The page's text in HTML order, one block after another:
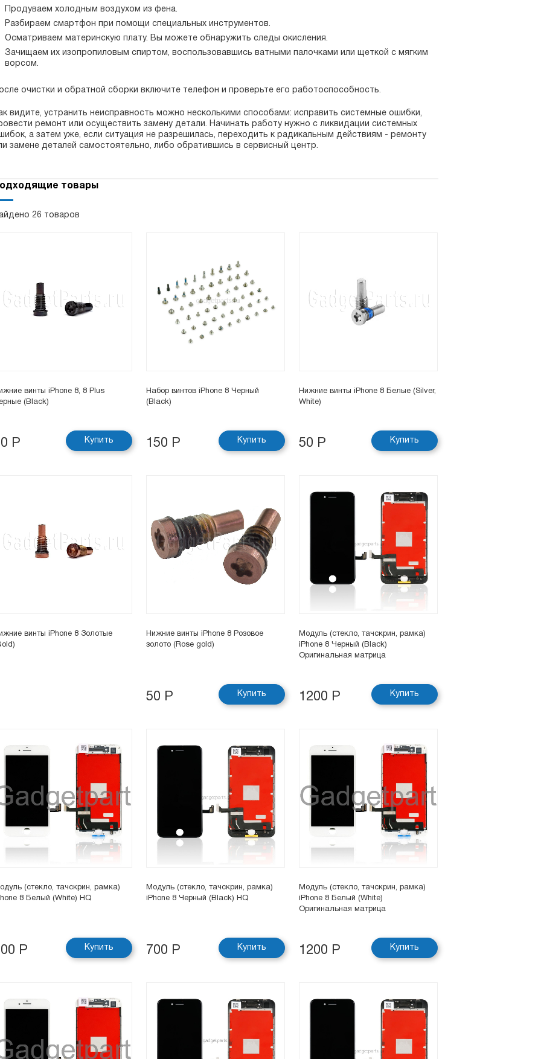
Продуваем холодным воздухом из фена.
Разбираем смартфон при помощи специальных инструментов.
Осматриваем материнскую плату. Вы можете обнаружить следы окисления.
Зачищаем их изопропиловым спиртом, воспользовавшись ватными палочками или щеткой с мягким
ворсом.
очистки и обратной сборки включите телефон и проверьте его работоспособность.
видите, устранить неисправность можно несколькими способами: исправить системные ошибки,
ремонт или осуществить замену детали. Начинать работу нужно с ликвидации системных
а затем уже, если ситуация не разрешилась, переходить к радикальным действиям - ремонту
замене деталей самостоятельно, либо обратившись в сервисный центр.
товары
26 товаров
винты iPhone 8, 8 Plus
(Black)
Р Купить
Набор винтов iPhone 8 Черный
(Black)
150 Р Купить
Нижние винты iPhone 8 Белые (Silver,
White)
50 Р Купить
винты iPhone 8 Золотые
Нижние винты iPhone 8 Розовое
золото (Rose gold)
50 Р Купить
Модуль (стекло, тачскрин, рамка)
iPhone 8 Черный (Black)
Оригинальная матрица
1200 Р Купить
(стекло, тачскрин, рамка)
8 Белый (White) HQ
Р Купить
Модуль (стекло, тачскрин, рамка)
iPhone 8 Черный (Black) HQ
700 Р Купить
Модуль (стекло, тачскрин, рамка)
iPhone 8 Белый (White)
Оригинальная матрица
1200 Р Купить